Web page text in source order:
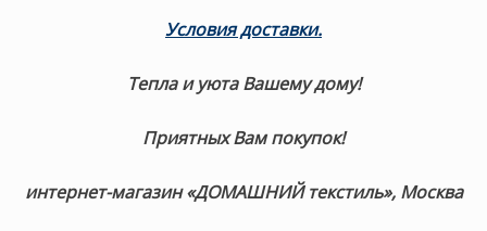
Условия доставки.
Тепла и уюта Вашему дому!
Приятных Вам покупок!
интернет-магазин «ДОМАШНИЙ текстиль», Москва